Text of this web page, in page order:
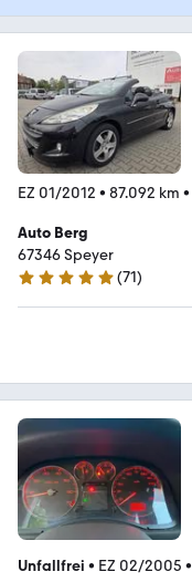
EZ 01/2012 • 87.092 km •
Auto Berg
67346 Speyer
5 Sterne
(71)
Unfallfrei • EZ 02/2005 •